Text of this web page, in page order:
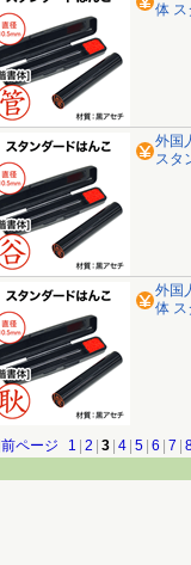
体 ス
外国
スタ
外国
体 ス
前ページ 1 2 3 4 5 6 7